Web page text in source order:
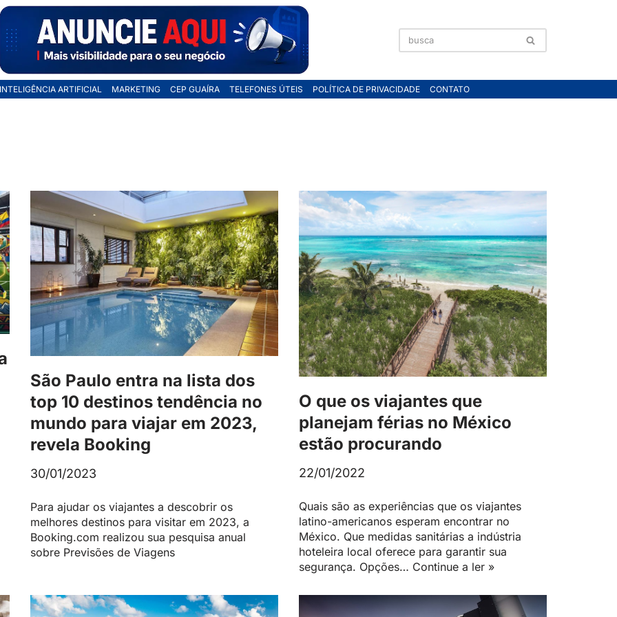
ARTIFICIAL MARKETING CEP GUAÍRA TELEFONES ÚTEIS POLÍTICA DE PRIVACIDADE CONTATO
São Paulo entra na lista dos
top 10 destinos tendência no
mundo para viajar em 2023,
revela Booking
30/01/2023
Para ajudar os viajantes a descobrir os
melhores destinos para visitar em 2023, a
Booking.com realizou sua pesquisa anual
sobre Previsões de Viagens
O que os viajantes que
planejam férias no México
estão procurando
22/01/2022
Quais são as experiências que os viajantes
latino-americanos esperam encontrar no
México. Que medidas sanitárias a indústria
hoteleira local oferece para garantir sua
segurança. Opções… Continue a ler »